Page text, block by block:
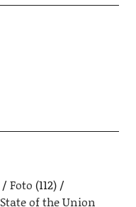
Foto (112)
State of the Union